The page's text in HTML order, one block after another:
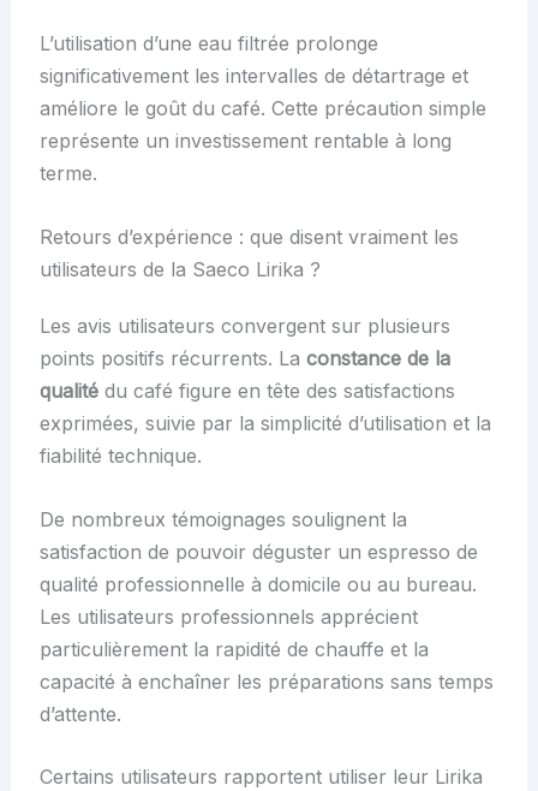
L’utilisation d’une eau filtrée prolonge
significativement les intervalles de détartrage et
améliore le goût du café. Cette précaution simple
représente un investissement rentable à long
terme.
Retours d’expérience : que disent vraiment les
utilisateurs de la Saeco Lirika ?
Les avis utilisateurs convergent sur plusieurs
points positifs récurrents. La constance de la
qualitédu café figure en tête des satisfactions
exprimées, suivie par la simplicité d’utilisation et la
fiabilité technique.
De nombreux témoignages soulignent la
satisfaction de pouvoir déguster un espresso de
qualité professionnelle à domicile ou au bureau.
Les utilisateurs professionnels apprécient
particulièrement la rapidité de chauffe et la
capacité à enchaîner les préparations sans temps
d’attente.
Certains utilisateurs rapportent utiliser leur Lirika